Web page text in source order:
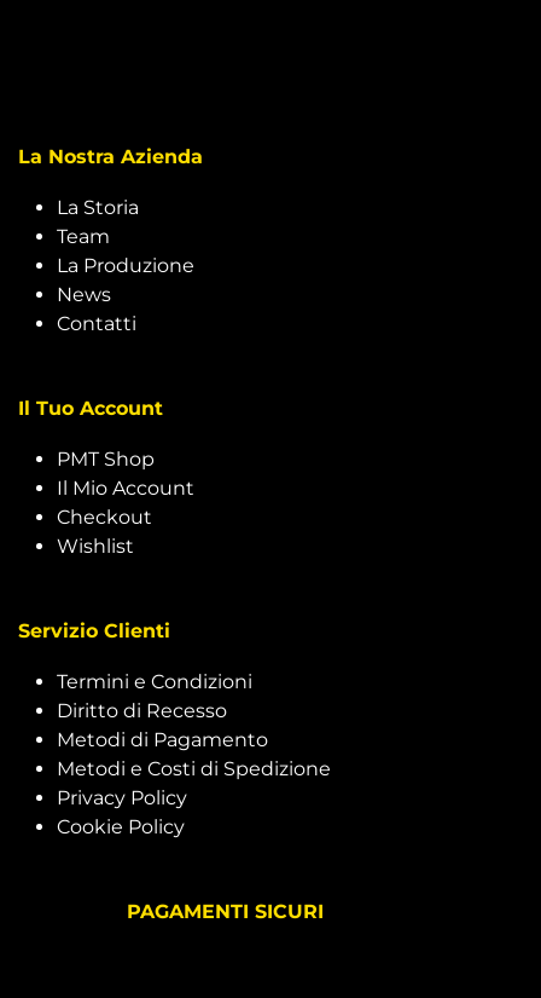
La Nostra Azienda
La Storia
Team
La Produzione
News
Contatti
Il Tuo Account
PMT Shop
Il Mio Account
Checkout
Wishlist
Servizio Clienti
Termini e Condizioni
Diritto di Recesso
Metodi di Pagamento
Metodi e Costi di Spedizione
Privacy Policy
Cookie Policy
PAGAMENTI SICURI